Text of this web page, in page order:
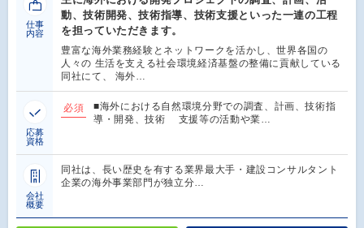
仕事
内容
動、技術開発、技術指導、技術支援といった一連の工程
を担っていただきます。
豊富な海外業務経験とネットワークを活かし、世界各国の
人々の 生活を支える社会環境経済基盤の整備に貢献している
同社にて、 海外…
応募
資格
必須
■海外における自然環境分野での調査、計画、技術指
導・開発、技術 支援等の活動や業…
会社
概要
同社は、長い歴史を有する業界最大手・建設コンサルタント
企業の海外事業部門が独立分…